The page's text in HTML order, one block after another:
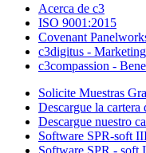
Acerca de c3
ISO 9001:2015
Covenant
c3digitus -
c3compassion -
Solicite Muestras
Descargue la cartera
Descargue nuestro
Software SPR-soft
Software SPR - soft